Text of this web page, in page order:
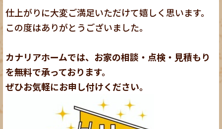
仕上がりに大変ご満足いただけて嬉しく思います。
この度はありがとうございました。
カナリアホームでは、お家の相談・点検・見積もり
を無料で承っております。
ぜひお気軽にお申し付けください。